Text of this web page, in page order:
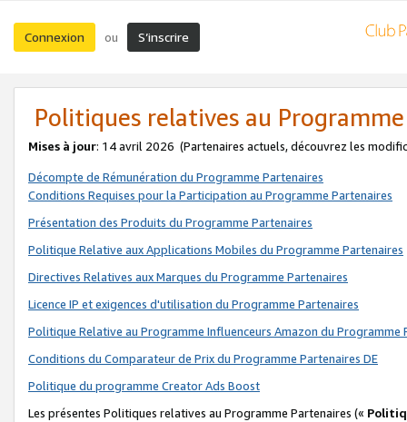
Connexion ou S’inscrire
Politiques relatives au
Mises à jour: 14 avril 2026 (Partenaires actuels, découvrez les
Décompte de Rémunération du Programme Partenaires
Conditions Requises pour la Participation au Programme Partenaires
Présentation des Produits du Programme Partenaires
Politique Relative aux Applications Mobiles du Programme Partenaires
Directives Relatives aux Marques du Programme Partenaires
Licence IP et exigences d'utilisation du Programme Partenaires
Politique Relative au Programme Influenceurs Amazon du Programme
Conditions du Comparateur de Prix du Programme Partenaires DE
Politique du programme Creator Ads Boost
Les présentes Politiques relatives au Programme Partenaires («